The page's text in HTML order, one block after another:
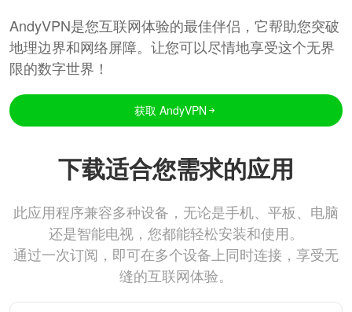
AndyVPN是您互联网体验的最佳伴侣，它帮助您突破
地理边界和网络屏障。让您可以尽情地享受这个无界
限的数字世界！
获取 AndyVPN
下载适合您需求的应用
此应用程序兼容多种设备，无论是手机、平板、电脑
还是智能电视，您都能轻松安装和使用。
通过一次订阅，即可在多个设备上同时连接，享受无
缝的互联网体验。